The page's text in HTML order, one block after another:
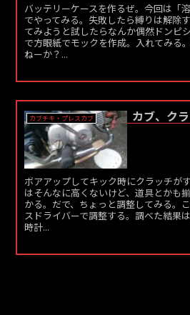
バッテリーケースを作るぜ。今回は「
でやってみる。失敗したら縛りは解除
てみようと試したらなんか偶然ドンピ
で方眼紙でモックを作成。入れてみる
ねーか？...
カブチキ・プレスカブ カブ、ク
ボアアップしてキック時にクラッチが
はそんなに高くないけど、道具とかも
かる。だで、ちょっと調整してみる。
スドライバーで調整する。調べた結果
時計...